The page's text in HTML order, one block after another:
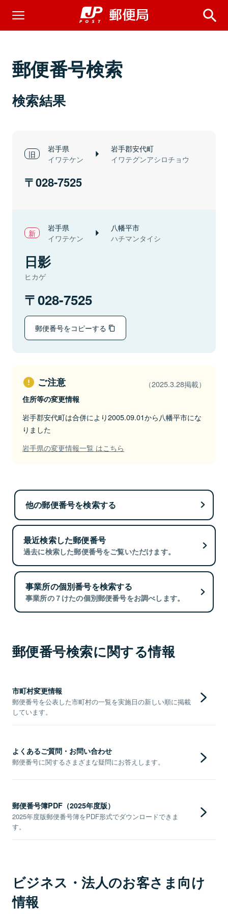
郵便番号検索
検索結果
岩手県
イワテケン
岩手郡安代町
イワテグンアシロチョウ
028-7525
岩手県
イワテケン
八幡平市
ハチマンタイシ
日影
ヒカゲ
028-7525
郵便番号をコピーする
ご注意 （2025.3.28掲載）
住所等の変更情報
岩手郡安代町は合併により2005.09.01から八幡平市にな
りました
岩手県の変更情報一覧 はこちら
他の郵便番号を検索する
最近検索した郵便番号
過去に検索した郵便番号をご覧いただけます。
事業所の個別番号を検索する
事業所の７けたの個別郵便番号をお調べします。
郵便番号検索に関する情報
市町村変更情報
郵便番号を公表した市町村の一覧を実施日の新しい順に掲載
しています。
よくあるご質問・お問い合わせ
郵便番号に関するさまざまな疑問にお答えします。
郵便番号簿PDF（2025年度版）
2025年度版郵便番号簿をPDF形式でダウンロードできま
す。
ビジネス・法人のお客さま向け
情報